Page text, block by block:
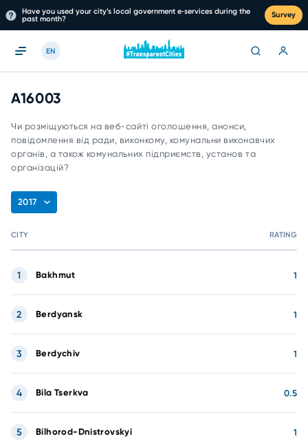
Have you used your city’s local government e‑services during the
past month?
Survey
EN
A16003
Чи розміщуються на веб-сайті оголошення, анонси,
повідомлення від ради, виконкому, комунальни виконавчих
органів, а також комунальних підприємств, установ та
організацій?
2017
CITY RATING
Bakhmut 1
1
Berdyansk 1
2
Berdychiv 1
3
Bila Tserkva 0.5
4
Bilhorod-Dnistrovskyi 1
5